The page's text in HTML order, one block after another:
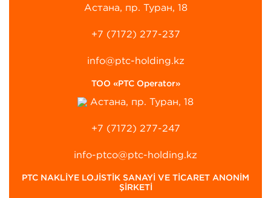
Астана, пр. Туран, 18
+7 (7172) 277-237
info@ptc-holding.kz
ТОО «PTC Operator»
Астана, пр. Туран, 18
+7 (7172) 277-247
info-ptco@ptc-holding.kz
PTC NAKLİYE LOJİSTİK SANAYİ VE TİCARET ANONİM
ŞİRKETİ